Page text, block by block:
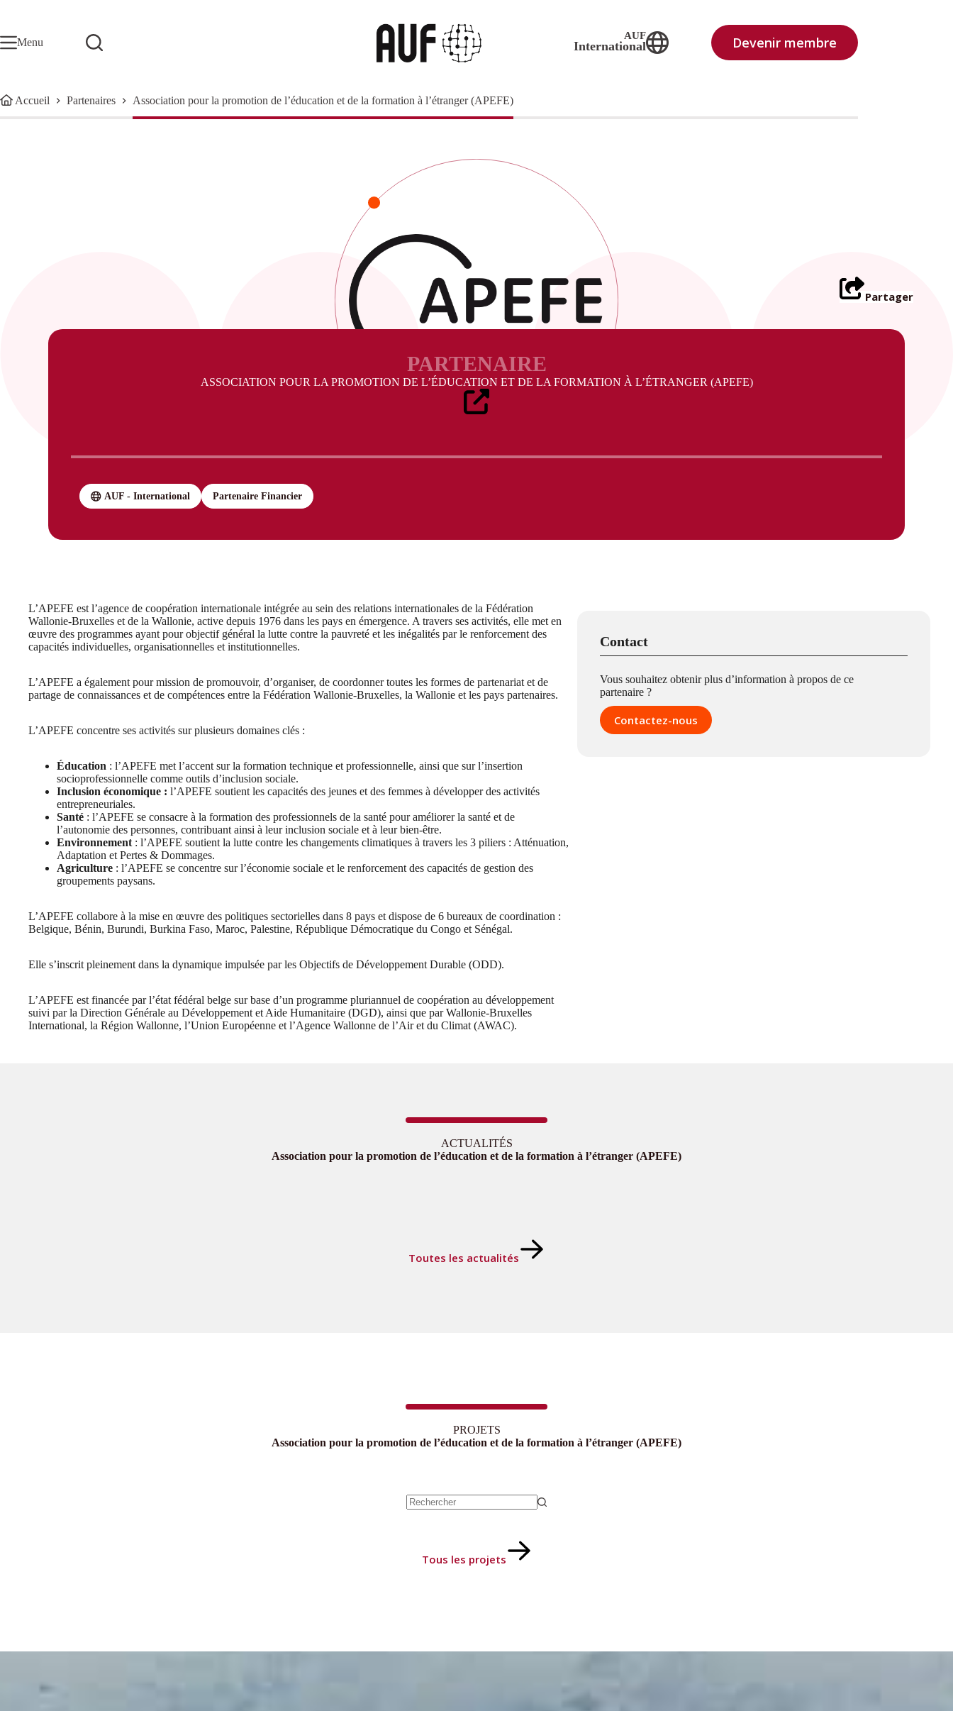
Menu
AUF
International Devenir membre
Accueil Partenaires Association pour la promotion de l’éducation et de la formation à l’étranger (APEFE)
Partager
PARTENAIRE
ASSOCIATION POUR LA PROMOTION DE L’ÉDUCATION ET DE LA FORMATION À L’ÉTRANGER (APEFE)
AUF - International Partenaire Financier
L’APEFE est l’agence de coopération internationale intégrée au sein des relations internationales de la Fédération
Wallonie-Bruxelles et de la Wallonie, active depuis 1976 dans les pays en émergence. A travers ses activités, elle met en
œuvre des programmes ayant pour objectif général la lutte contre la pauvreté et les inégalités par le renforcement des
capacités individuelles, organisationnelles et institutionnelles.
L’APEFE a également pour mission de promouvoir, d’organiser, de coordonner toutes les formes de partenariat et de
partage de connaissances et de compétences entre la Fédération Wallonie-Bruxelles, la Wallonie et les pays partenaires.
L’APEFE concentre ses activités sur plusieurs domaines clés :
Éducation : l’APEFE met l’accent sur la formation technique et professionnelle, ainsi que sur l’insertion
socioprofessionnelle comme outils d’inclusion sociale.
Inclusion économique : l’APEFE soutient les capacités des jeunes et des femmes à développer des activités
entrepreneuriales.
Santé : l’APEFE se consacre à la formation des professionnels de la santé pour améliorer la santé et de
l’autonomie des personnes, contribuant ainsi à leur inclusion sociale et à leur bien-être.
Environnement : l’APEFE soutient la lutte contre les changements climatiques à travers les 3 piliers : Atténuation,
Adaptation et Pertes & Dommages.
Agriculture : l’APEFE se concentre sur l’économie sociale et le renforcement des capacités de gestion des
groupements paysans.
L’APEFE collabore à la mise en œuvre des politiques sectorielles dans 8 pays et dispose de 6 bureaux de coordination :
Belgique, Bénin, Burundi, Burkina Faso, Maroc, Palestine, République Démocratique du Congo et Sénégal.
Elle s’inscrit pleinement dans la dynamique impulsée par les Objectifs de Développement Durable (ODD).
L’APEFE est financée par l’état fédéral belge sur base d’un programme pluriannuel de coopération au développement
suivi par la Direction Générale au Développement et Aide Humanitaire (DGD), ainsi que par Wallonie-Bruxelles
International, la Région Wallonne, l’Union Européenne et l’Agence Wallonne de l’Air et du Climat (AWAC).
Contact
Vous souhaitez obtenir plus d’information à propos de ce
partenaire ?
Contactez-nous
ACTUALITÉS
Association pour la promotion de l’éducation et de la formation à l’étranger (APEFE)
Toutes les actualités
PROJETS
Association pour la promotion de l’éducation et de la formation à l’étranger (APEFE)
Tous les projets